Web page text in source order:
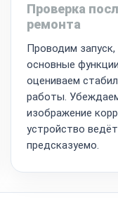
Проверка
ремонта
Проводим запуск,
основные
оцениваем
работы.
изображение
устройство
предсказуемо.